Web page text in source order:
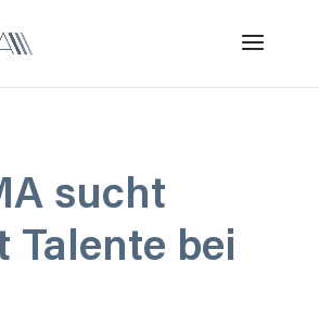
sucht
Talente bei